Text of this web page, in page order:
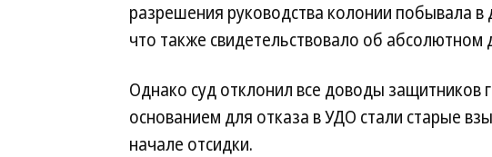
разрешения руководства колонии побывала в
что также свидетельствовало об абсолютном
Однако суд отклонил все доводы
основанием для отказа в УДО стали старые
начале отсидки.